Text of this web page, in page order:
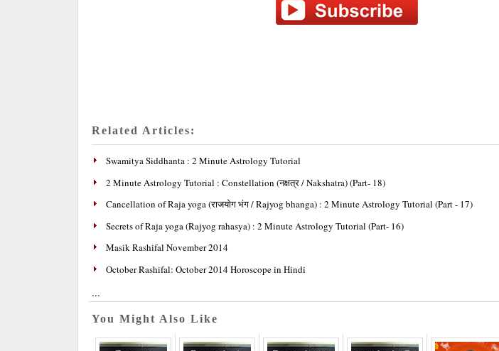
Related Articles:
Swamitya Siddhanta : 2 Minute Astrology Tutorial
2 Minute Astrology Tutorial : Constellation (नक्षत्र / Nakshatra) (Part- 18)
Cancellation of Raja yoga (राजयोग भंग / Rajyog bhanga) : 2 Minute Astrology Tutorial (Part - 17)
Secrets of Raja yoga (Rajyog rahasya) : 2 Minute Astrology Tutorial (Part- 16)
Masik Rashifal November 2014
October Rashifal: October 2014 Horoscope in Hindi
...
You Might Also Like